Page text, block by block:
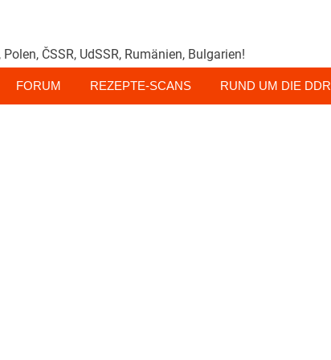
ČSSR, UdSSR, Rumänien, Bulgarien!
FORUM REZEPTE-SCANS RUND UM DIE DDR